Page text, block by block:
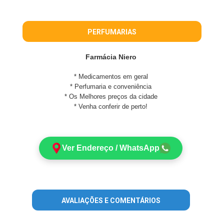
PERFUMARIAS
Farmácia Niero
* Medicamentos em geral
* Perfumaria e conveniência
* Os Melhores preços da cidade
* Venha conferir de perto!
Ver Endereço / WhatsApp
AVALIAÇÕES E COMENTÁRIOS